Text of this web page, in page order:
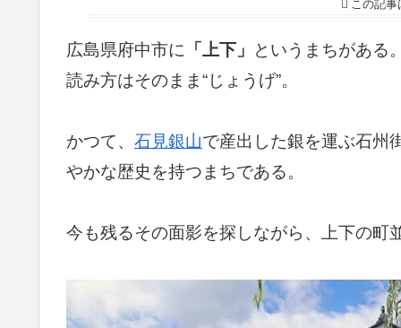
この記事
広島県府中市に 「上下」
というまちがある
読み方はそのまま“じょうげ”。
かつて、 石見銀山で産出した銀を運ぶ石州
やかな歴史を持つまちである。
今も残るその面影を探しながら、上下の町